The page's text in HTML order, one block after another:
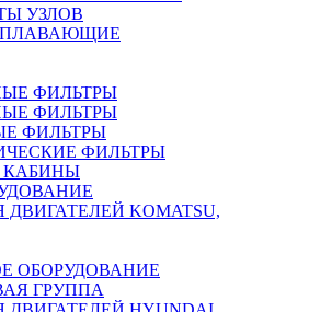
УЗЛОВ
ФИЛЬТРЫ
ФИЛЬТРЫ
ФИЛЬТРЫ
ФИЛЬТРЫ
КАБИНЫ
KOMATSU,
ОБОРУДОВАНИЕ
ГРУППА